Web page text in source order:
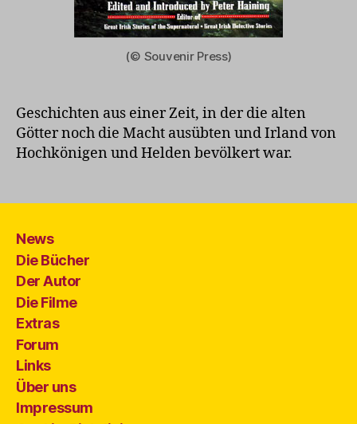
(© Souvenir Press)
Geschichten aus einer Zeit, in der die alten
Götter noch die Macht ausübten und Irland von
Hochkönigen und Helden bevölkert war.
News
Die Bücher
Der Autor
Die Filme
Extras
Forum
Links
Über uns
Impressum